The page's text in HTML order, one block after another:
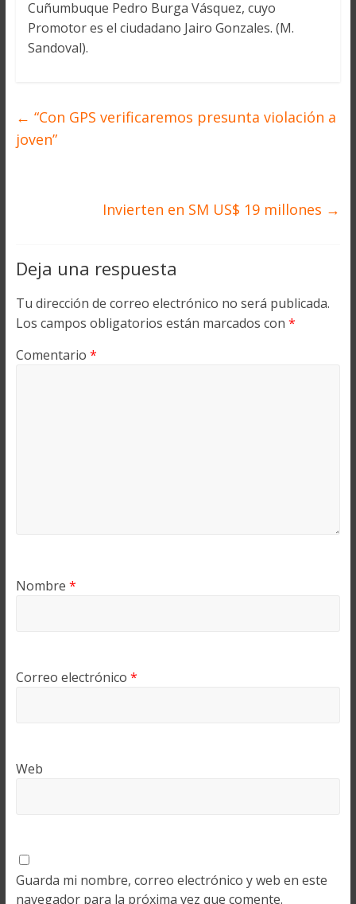
Cuñumbuque Pedro Burga Vásquez, cuyo
Promotor es el ciudadano Jairo Gonzales. (M.
Sandoval).
← “Con GPS verificaremos presunta violación a
joven”
Invierten en SM US$ 19 millones →
Deja una respuesta
Tu dirección de correo electrónico no será publicada.
Los campos obligatorios están marcados con *
Comentario *
Nombre *
Correo electrónico *
Web
Guarda mi nombre, correo electrónico y web en este
navegador para la próxima vez que comente.